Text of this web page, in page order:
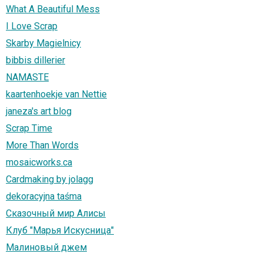
What A Beautiful Mess
I Love Scrap
Skarby Magielnicy
bibbis dillerier
NAMASTE
kaartenhoekje van Nettie
janeza's art blog
Scrap Тime
More Than Words
mosaicworks.ca
Cardmaking by jolagg
dekoracyjna taśma
Сказочный мир Алисы
Клуб "Марья Искусница"
Малиновый джем